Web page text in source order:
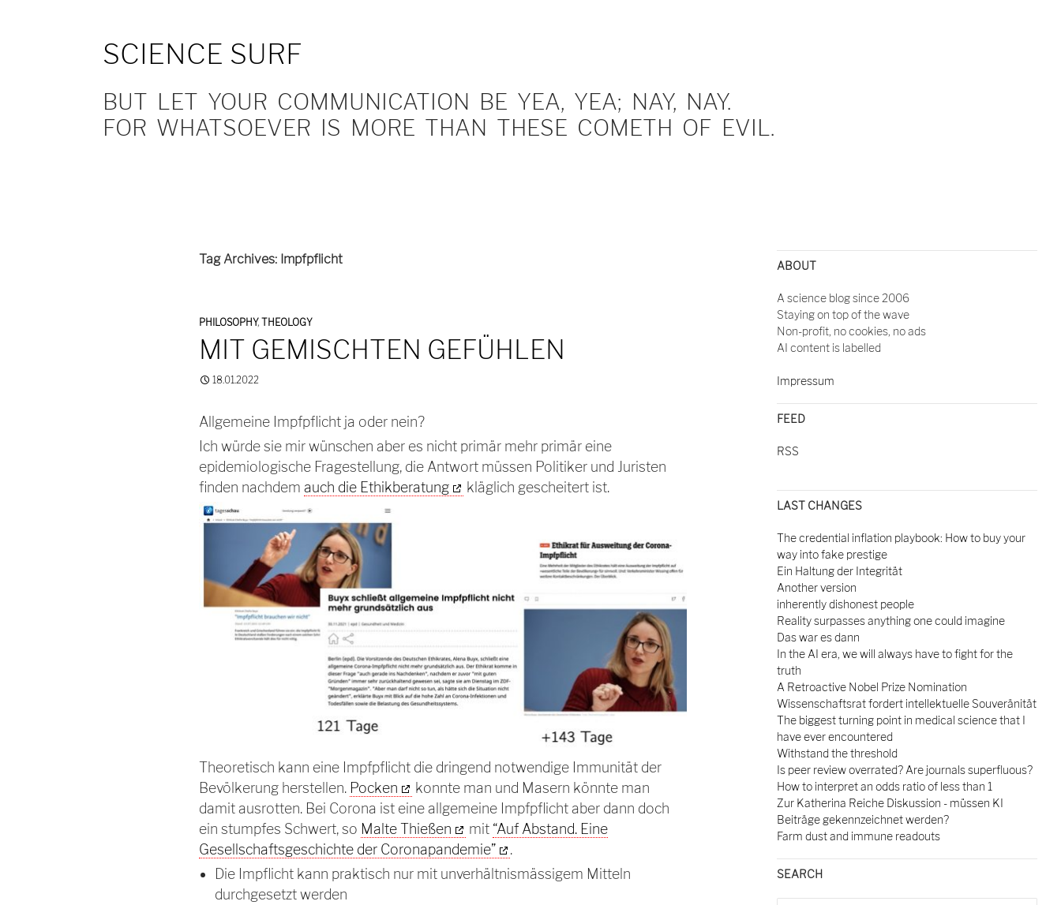
SCIENCE SURF
BUT LET YOUR COMMUNICATION BE YEA, YEA; NAY, NAY.
FOR WHATSOEVER IS MORE THAN THESE COMETH OF EVIL.
Tag Archives: Impfpflicht
PHILOSOPHY, THEOLOGY
MIT GEMISCHTEN GEFÜHLEN
18.01.2022
Allgemeine Impfpflicht ja oder nein?
Ich würde sie mir wünschen aber es nicht primär mehr primär eine
epidemiologische Fragestellung, die Antwort müssen Politiker und Juristen
finden nachdem auch die Ethikberatung kläglich gescheitert ist.
Theoretisch kann eine Impfpflicht die dringend notwendige Immunität der
Bevölkerung herstellen. Pocken
konnte man und Masern könnte man
damit ausrotten. Bei Corona ist eine allgemeine Impfpflicht aber dann doch
ein stumpfes Schwert, so Malte Thießen mit “Auf Abstand. Eine
Gesellschaftsgeschichte der Coronapandemie”
.
Die Impflicht kann praktisch nur mit unverhältnismässigem Mitteln
durchgesetzt werden
ABOUT
A science blog since 2006
Staying on top of the wave
Non-profit, no cookies, no ads
AI content is labelled
Impressum
FEED
RSS
LAST CHANGES
The credential inflation playbook: How to buy your
way into fake prestige
Ein Haltung der Integrität
Another version
inherently dishonest people
Reality surpasses anything one could imagine
Das war es dann
In the AI era, we will always have to fight for the
truth
A Retroactive Nobel Prize Nomination
Wissenschaftsrat fordert intellektuelle Souveränität
The biggest turning point in medical science that I
have ever encountered
Withstand the threshold
Is peer review overrated? Are journals superfluous?
How to interpret an odds ratio of less than 1
Zur Katherina Reiche Diskussion - müssen KI
Beiträge gekennzeichnet werden?
Farm dust and immune readouts
SEARCH